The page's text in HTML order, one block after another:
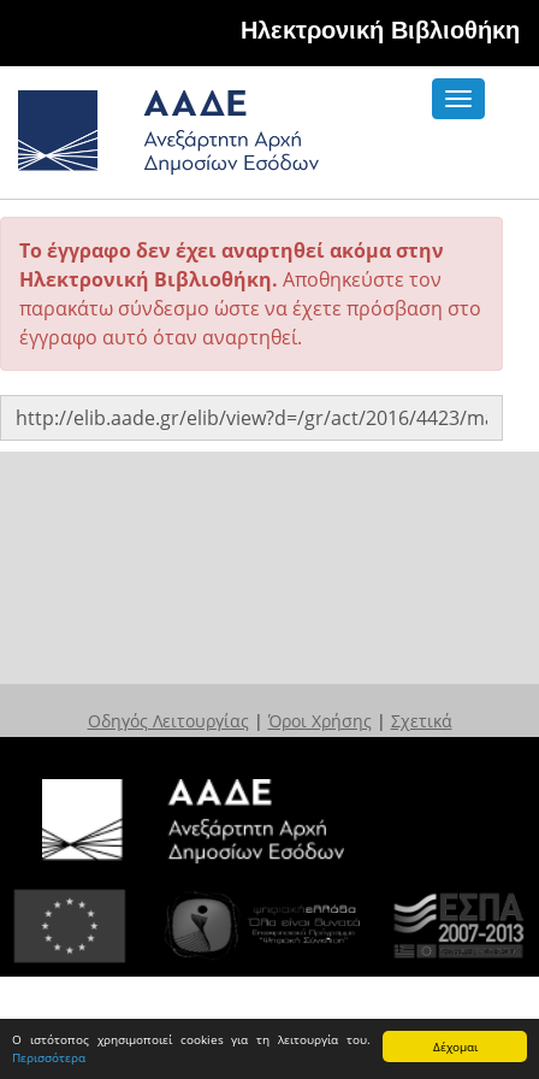
Δέχομαι
Ο ιστότοπος χρησιμοποιεί cookies για τη λειτουργία του.
Περισσότερα
Hλεκτρονική Βιβλιοθήκη
Toggle
Το έγγραφο δεν έχει αναρτηθεί ακόμα στην
Ηλεκτρονική Βιβλιοθήκη. Αποθηκεύστε τον
παρακάτω σύνδεσμο ώστε να έχετε πρόσβαση στο
έγγραφο αυτό όταν αναρτηθεί.
Οδηγός Λειτουργίας | Όροι Χρήσης | Σχετικά